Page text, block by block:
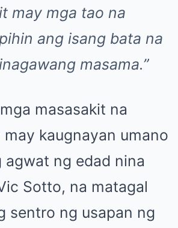
may mga tao na
ang isang bata na
masama.”
masasakit na
kaugnayan umano
agwat ng edad nina
Sotto, na matagal
sentro ng usapan ng